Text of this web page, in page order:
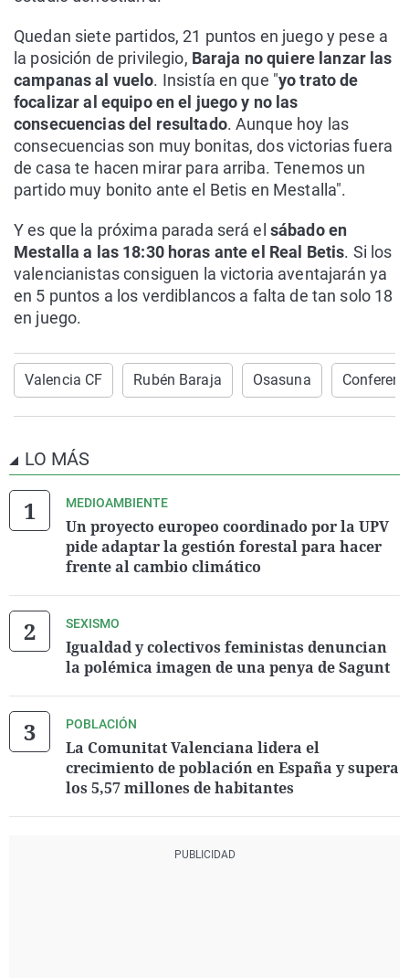
Quedan siete partidos, 21 puntos en juego y pese a
la posición de privilegio, Baraja no quiere lanzar las
campanas al vuelo. Insistía en que "yo trato de
focalizar al equipo en el juego y no las
consecuencias del resultado. Aunque hoy las
consecuencias son muy bonitas, dos victorias fuera
de casa te hacen mirar para arriba. Tenemos un
partido muy bonito ante el Betis en Mestalla".
Y es que la próxima parada será el sábado en
Mestalla a las 18:30 horas ante el Real Betis. Si los
valencianistas consiguen la victoria aventajarán ya
en 5 puntos a los verdiblancos a falta de tan solo 18
en juego.
Valencia CF Rubén Baraja Osasuna
LO MÁS
MEDIOAMBIENTE
Un proyecto europeo coordinado por la UPV
pide adaptar la gestión forestal para hacer
frente al cambio climático
SEXISMO
Igualdad y colectivos feministas denuncian
la polémica imagen de una penya de Sagunt
POBLACIÓN
La Comunitat Valenciana lidera el
crecimiento de población en España y supera
los 5,57 millones de habitantes